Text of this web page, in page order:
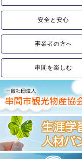
安全と安心
事業者の方へ
串間を楽しむ